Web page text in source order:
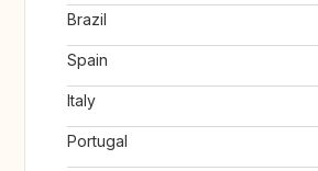
Brazil
Spain
Italy
Portugal